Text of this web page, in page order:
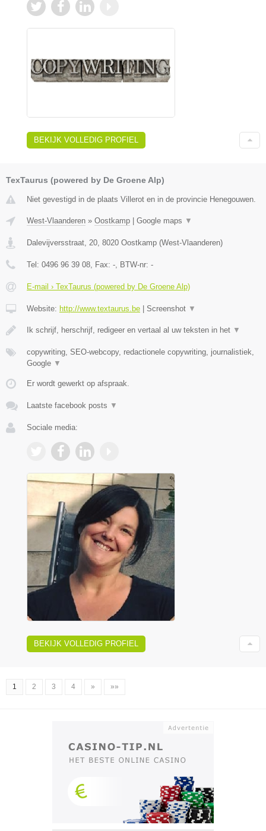
BEKIJK VOLLEDIG PROFIEL
TexTaurus (powered by De Groene Alp)
Niet gevestigd in de plaats Villerot en in de provincie Henegouwen.
West-Vlaanderen » Oostkamp Google maps ▼
Dalevijversstraat, 20, 8020 Oostkamp (West-Vlaanderen)
Tel: 0496 96 39 08, Fax: -, BTW-nr: -
E-mail › TexTaurus (powered by De Groene Alp)
Website: http://www.textaurus.be Screenshot ▼
Ik schrijf, herschrijf, redigeer en vertaal al uw teksten in het ▼
copywriting, SEO-webcopy, redactionele copywriting, journalistiek,
Google ▼
Er wordt gewerkt op afspraak.
Laatste facebook posts ▼
Sociale media:
BEKIJK VOLLEDIG PROFIEL
1 2 3 4 » »»